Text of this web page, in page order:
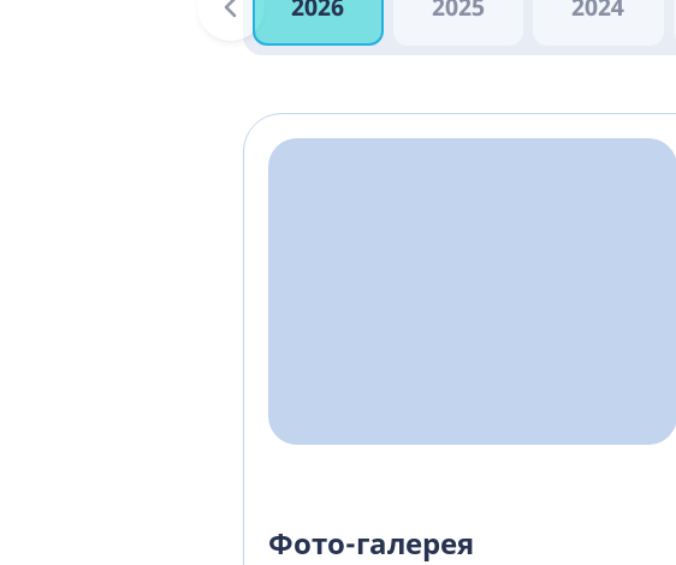
2026 2025 2024
Фото-галерея